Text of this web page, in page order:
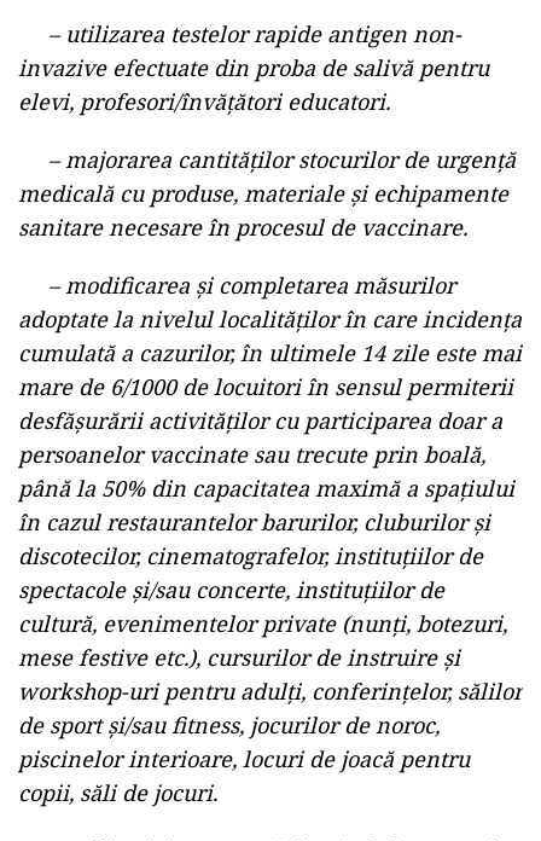
Ordinului comun nr 5196/1756/2021 pentru
aprobarea măsurilor de organizare a activității
în cadrul unităților/instituțiilor de învățământ
prevenirea îmbolnăvirilor cu virusul SARS-CoV-
2 în sensul permiterii participării zilnice, cu
prezență fizică la cursuri, a tuturor
unitățile de învățământ, indiferent de rata de
incidență cumulată.
– utilizarea testelor rapide antigen non-
invazive efectuate din proba de salivă pentru
elevi, profesori/învățători educatori.
– majorarea cantităților stocurilor de urgență
medicală cu produse, materiale și echipamente
sanitare necesare în procesul de vaccinare.
– modificarea și completarea măsurilor
adoptate la nivelul localităților în care incidența
cumulată a cazurilor, în ultimele 14 zile este mai
mare de 6/1000 de locuitori în sensul permiterii
desfășurării activităților cu participarea doar a
persoanelor vaccinate sau trecute prin boală,